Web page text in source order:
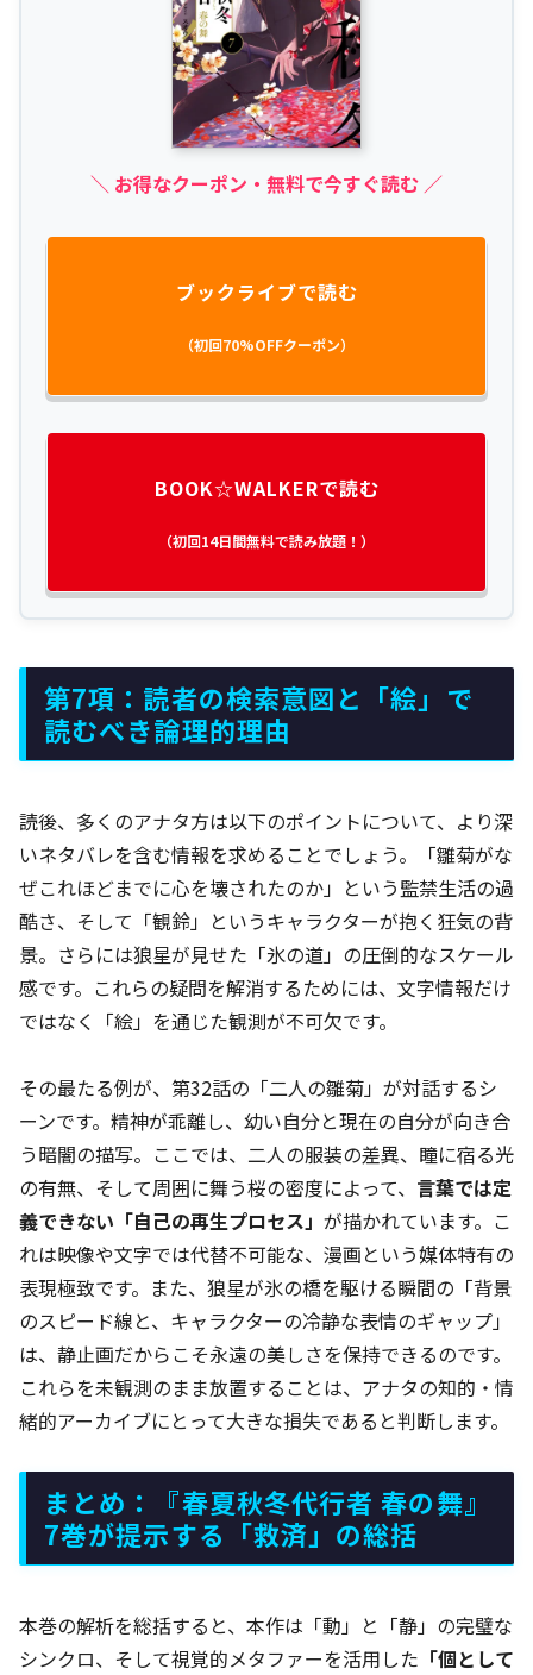
＼ お得なクーポン・無料で今すぐ読む ／
ブックライブで読む
（初回70%OFFクーポン）
BOOK☆WALKERで読む
（初回14日間無料で読み放題！）
第7項：読者の検索意図と「絵」で
読むべき論理的理由
読後、多くのアナタ方は以下のポイントについて、より深
いネタバレを含む情報を求めることでしょう。「雛菊がな
ぜこれほどまでに心を壊されたのか」という監禁生活の過
酷さ、そして「観鈴」というキャラクターが抱く狂気の背
景。さらには狼星が見せた「氷の道」の圧倒的なスケール
感です。これらの疑問を解消するためには、文字情報だけ
ではなく「絵」を通じた観測が不可欠です。
その最たる例が、第32話の「二人の雛菊」が対話するシ
ーンです。精神が乖離し、幼い自分と現在の自分が向き合
う暗闇の描写。ここでは、二人の服装の差異、瞳に宿る光
の有無、そして周囲に舞う桜の密度によって、 言葉では定
義できない「自己の再生プロセス」 が描かれています。こ
れは映像や文字では代替不可能な、漫画という媒体特有の
表現極致です。また、狼星が氷の橋を駆ける瞬間の「背景
のスピード線と、キャラクターの冷静な表情のギャップ」
は、静止画だからこそ永遠の美しさを保持できるのです。
これらを未観測のまま放置することは、アナタの知的・情
緒的アーカイブにとって大きな損失であると判断します。
まとめ：『春夏秋冬代行者 春の舞』
7巻が提示する「救済」の総括
本巻の解析を総括すると、本作は「動」と「静」の完璧な
シンクロ、そして視覚的メタファーを活用した 「個として